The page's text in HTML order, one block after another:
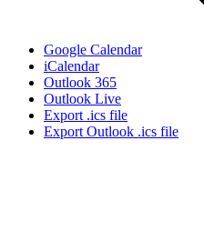
Google Calendar
iCalendar
Outlook 365
Outlook Live
Export .ics file
Export Outlook .ics file